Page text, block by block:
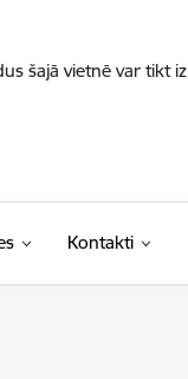
šajā vietnē var tikt
Kontakti